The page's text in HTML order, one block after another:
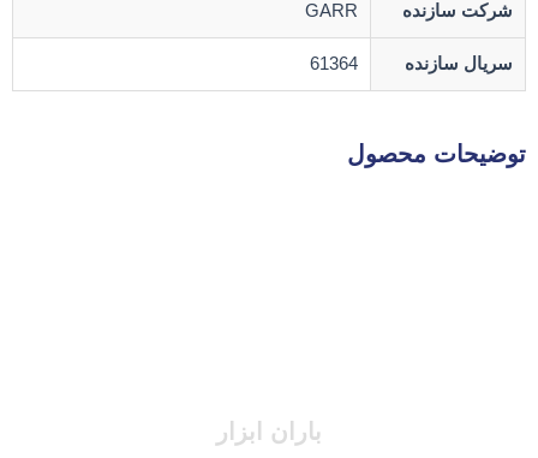
شرکت سازنده GARR
سریال سازنده 61364
توضیحات محصول
باران ابزار